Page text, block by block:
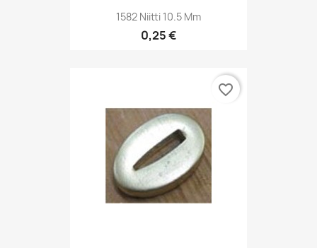
1582 Niitti 10.5 Mm
0,25 €
favorite_border